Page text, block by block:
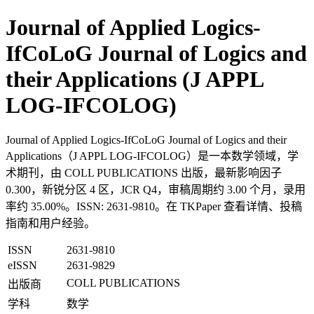
Journal of Applied Logics-
IfCoLoG Journal of Logics and
their Applications (J APPL
LOG-IFCOLOG)
Journal of Applied Logics-IfCoLoG Journal of Logics and their
Applications（J APPL LOG-IFCOLOG）是一本数学领域，学
术期刊，由 COLL PUBLICATIONS 出版，最新影响因子
0.300，新锐分区 4 区，JCR Q4，审稿周期约 3.00 个月，录用
率约 35.00%。ISSN: 2631-9810。在 TKPaper 查看详情、投稿
指南和用户经验。
ISSN
2631-9810
eISSN
2631-9829
出版商
COLL PUBLICATIONS
学科
数学